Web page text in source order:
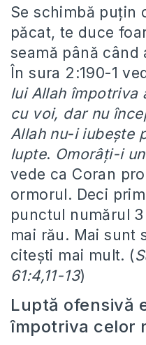
Se schimbă puţin
păcat, te duce
seamă până când
În sura 2:190-1
lui Allah împotriva
cu voi, dar nu
Allah nu-i iubeşte
lupte. Omorâţi-i
vede ca Coran
ormorul. Deci
punctul numărul
mai rău. Mai sunt
citeşti mai mult. (
61:4,11-13)
Luptă ofensivă
împotriva celor